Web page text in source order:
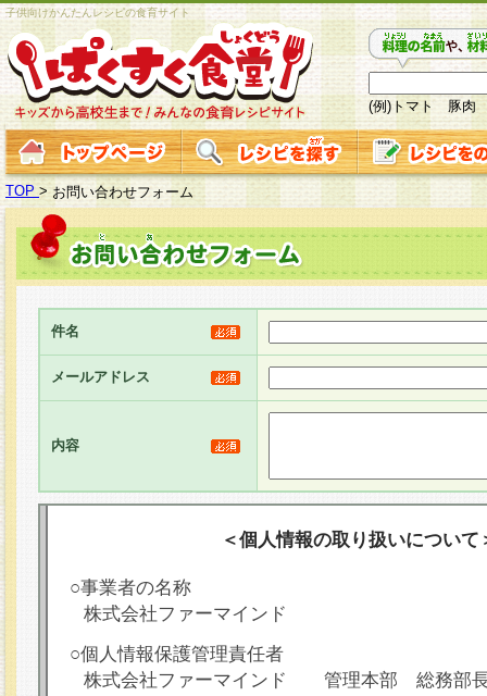
子供向けかんたんレシピの食育サイト
(例)トマト 豚肉
TOP > お問い合わせフォーム
件名
メールアドレス
内容
＜個人情報の取り扱いについて
○事業者の名称
株式会社ファーマインド
○個人情報保護管理責任者
株式会社ファーマインド 管理本部 総務部